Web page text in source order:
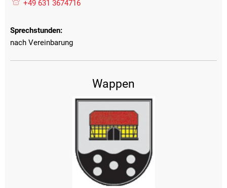
+49 631 3674716
Sprechstunden:
nach Vereinbarung
Wappen